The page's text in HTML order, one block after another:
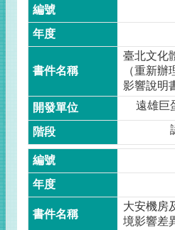
臺北文化
（重新
影響說明
遠雄巨
大安機房
境影響差